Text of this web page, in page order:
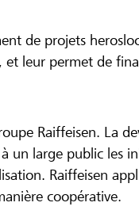
de projets
leur permet de
Raiffeisen. La
un large public les
Raiffeisen
coopérative.